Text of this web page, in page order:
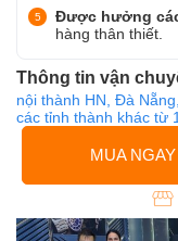
Được hưởng
hàng thân thiết.
Thông tin vận
nội thành HN, Đà
các tỉnh thành khác từ
MUA NGAY